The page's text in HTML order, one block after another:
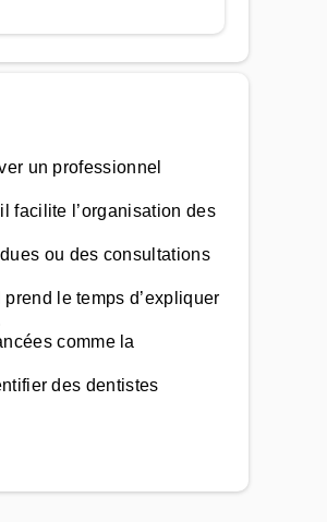
un professionnel
facilite l’organisation des
ou des consultations
le temps d’expliquer
comme la
des dentistes